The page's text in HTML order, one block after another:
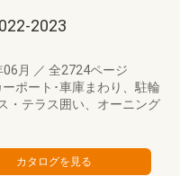
2023
月 ／ 全2724ページ
ポート･車庫まわり、駐輪
・テラス囲い、オーニング